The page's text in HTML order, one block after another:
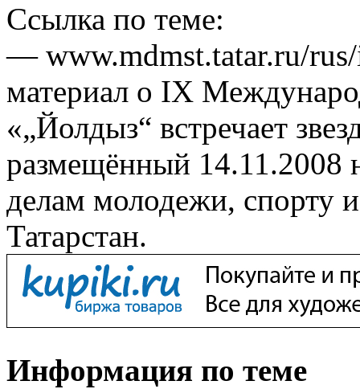
Ссылка по теме:
— www.mdmst.tatar.ru/
материал о IX
«„Йолдыз“ встречает
размещённый 14.11.2008
делам молодежи, спорту
Татарстан.
Информация по теме